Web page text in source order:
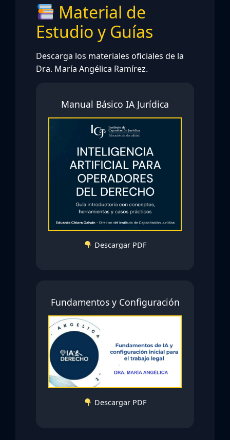
Material de
Estudio y Guías
Descarga los materiales oficiales de la
Dra. María Angélica Ramírez.
Manual Básico IA Jurídica
Descargar PDF
Fundamentos y Configuración
Descargar PDF